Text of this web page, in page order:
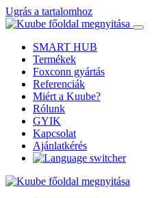
Ugrás a tartalomhoz
SMART HUB
Termékek
Foxconn gyártás
Referenciák
Miért a Kuube?
Rólunk
GYIK
Kapcsolat
Ajánlatkérés